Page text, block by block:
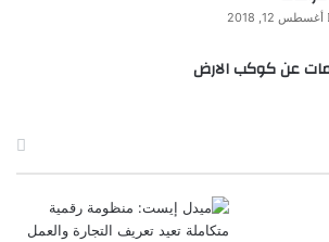
أغسطس 12, 2018
عن كوكب الارض